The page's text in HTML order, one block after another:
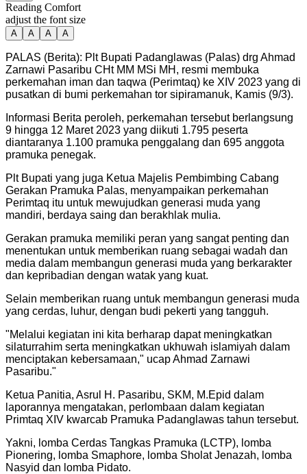
Reading Comfort
adjust the font size
A A A A
PALAS (Berita): Plt Bupati Padanglawas (Palas) drg Ahmad
Zarnawi Pasaribu CHt MM MSi MH, resmi membuka
perkemahan iman dan taqwa (Perimtaq) ke XIV 2023 yang di
pusatkan di bumi perkemahan tor sipiramanuk, Kamis (9/3).
Informasi Berita peroleh, perkemahan tersebut berlangsung
9 hingga 12 Maret 2023 yang diikuti 1.795 peserta
diantaranya 1.100 pramuka penggalang dan 695 anggota
pramuka penegak.
Plt Bupati yang juga Ketua Majelis Pembimbing Cabang
Gerakan Pramuka Palas, menyampaikan perkemahan
Perimtaq itu untuk mewujudkan generasi muda yang
mandiri, berdaya saing dan berakhlak mulia.
Gerakan pramuka memiliki peran yang sangat penting dan
menentukan untuk memberikan ruang sebagai wadah dan
media dalam membangun generasi muda yang berkarakter
dan kepribadian dengan watak yang kuat.
Selain memberikan ruang untuk membangun generasi muda
yang cerdas, luhur, dengan budi pekerti yang tangguh.
"Melalui kegiatan ini kita berharap dapat meningkatkan
silaturrahim serta meningkatkan ukhuwah islamiyah dalam
menciptakan kebersamaan," ucap Ahmad Zarnawi
Pasaribu."
Ketua Panitia, Asrul H. Pasaribu, SKM, M.Epid dalam
laporannya mengatakan, perlombaan dalam kegiatan
Primtaq XIV kwarcab Pramuka Padanglawas tahun tersebut.
Yakni, lomba Cerdas Tangkas Pramuka (LCTP), lomba
Pionering, lomba Smaphore, lomba Sholat Jenazah, lomba
Nasyid dan lomba Pidato.